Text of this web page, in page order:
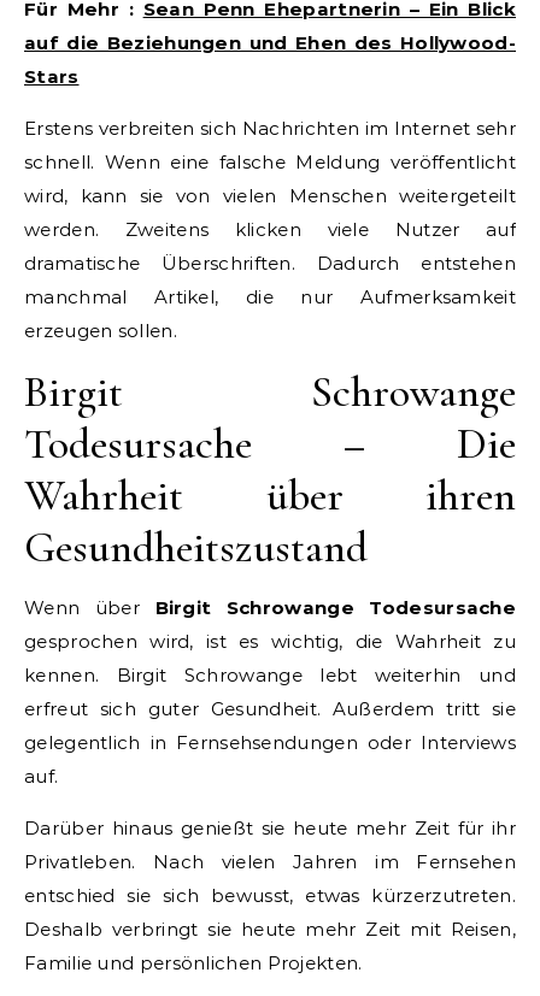
Für Mehr : Sean Penn Ehepartnerin – Ein Blick
auf die Beziehungen und Ehen des Hollywood-
Stars
Erstens verbreiten sich Nachrichten im Internet sehr
schnell. Wenn eine falsche Meldung veröffentlicht
wird, kann sie von vielen Menschen weitergeteilt
werden. Zweitens klicken viele Nutzer auf
dramatische Überschriften. Dadurch entstehen
manchmal Artikel, die nur Aufmerksamkeit
erzeugen sollen.
Birgit Schrowange
Todesursache – Die
Wahrheit über ihren
Gesundheitszustand
Wenn über Birgit Schrowange Todesursache
gesprochen wird, ist es wichtig, die Wahrheit zu
kennen. Birgit Schrowange lebt weiterhin und
erfreut sich guter Gesundheit. Außerdem tritt sie
gelegentlich in Fernsehsendungen oder Interviews
auf.
Darüber hinaus genießt sie heute mehr Zeit für ihr
Privatleben. Nach vielen Jahren im Fernsehen
entschied sie sich bewusst, etwas kürzerzutreten.
Deshalb verbringt sie heute mehr Zeit mit Reisen,
Familie und persönlichen Projekten.